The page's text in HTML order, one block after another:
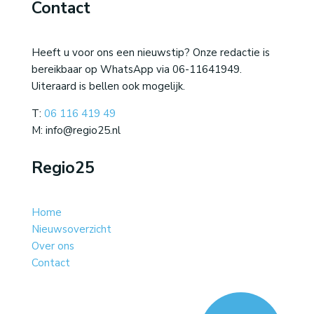
Contact
Heeft u voor ons een nieuwstip? Onze redactie is
bereikbaar op WhatsApp via 06-11641949.
Uiteraard is bellen ook mogelijk.
T: 06 116 419 49
M: info@regio25.nl
Regio25
Home
Nieuwsoverzicht
Over ons
Contact